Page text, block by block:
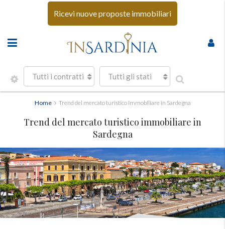
Ricevi nuove proposte immobiliari
Tutti i contratti Tutti gli stati
Home Trend del mercato turistico immobiliare in Sardegna
Trend del mercato turistico immobiliare in
Sardegna